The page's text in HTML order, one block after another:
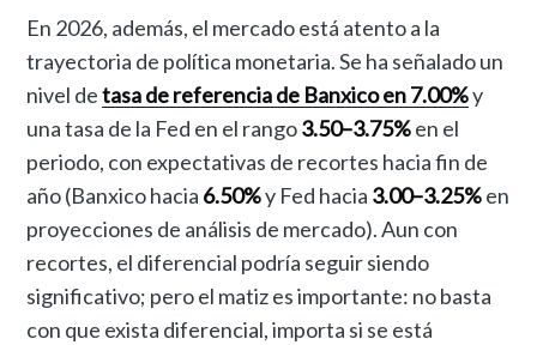
En 2026, además, el mercado está atento a la
trayectoria de política monetaria. Se ha señalado un
nivel detasa de referencia de Banxico en 7.00%y
una tasa de la Fed en el rango3.50–3.75%en el
periodo, con expectativas de recortes hacia fin de
año (Banxico hacia 6.50%y Fed hacia 3.00–3.25%en
proyecciones de análisis de mercado). Aun con
recortes, el diferencial podría seguir siendo
significativo; pero el matiz es importante: no basta
con que exista diferencial, importa si se está